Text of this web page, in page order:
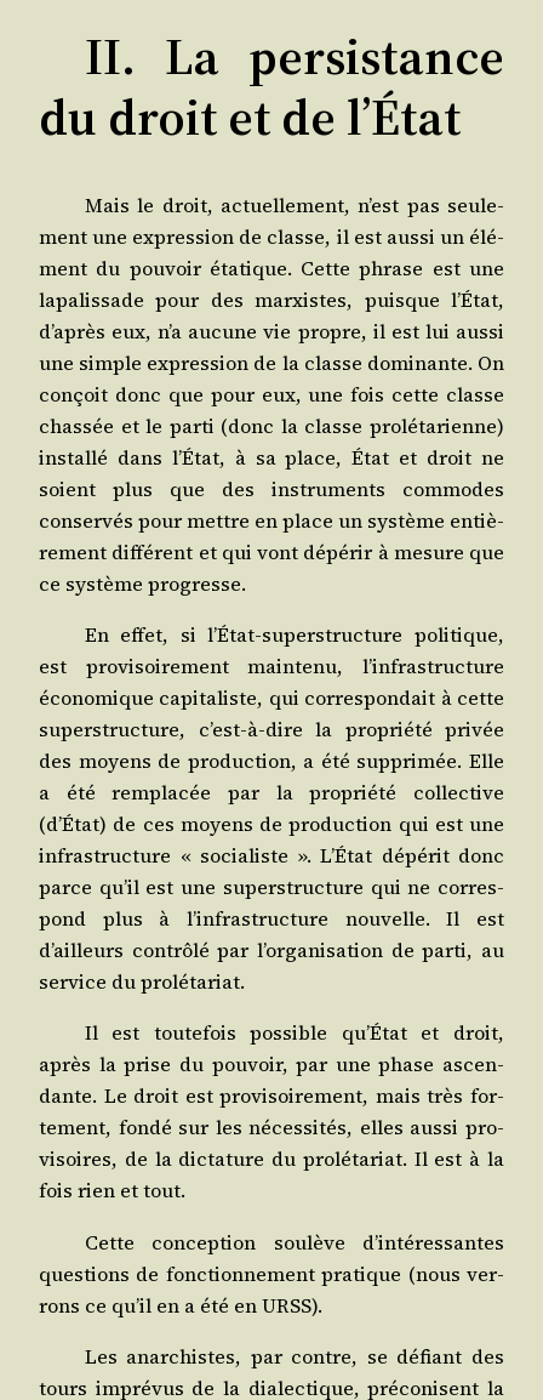
II. La persistance
du droit et de l’État
Mais le droit, actuel­le­ment, n’est pas seule­
ment une expres­sion de classe, il est aus­si un élé­
ment du pou­voir éta­tique. Cette phrase est une
lapa­lis­sade pour des mar­xistes, puisque l’État,
d’après eux, n’a aucune vie propre, il est lui aus­si
une simple expres­sion de la classe domi­nante. On
conçoit donc que pour eux, une fois cette classe
chas­sée et le par­ti (donc la classe pro­lé­ta­rienne)
ins­tal­lé dans l’État, à sa place, État et droit ne
soient plus que des ins­tru­ments com­modes
conser­vés pour mettre en place un sys­tème entiè­
re­ment dif­fé­rent et qui vont dépé­rir à mesure que
ce sys­tème progresse.
En effet, si l’État-superstructure poli­tique,
est pro­vi­soi­re­ment main­te­nu, l’infrastructure
éco­no­mique capi­ta­liste, qui cor­res­pon­dait à cette
super­struc­ture, c’est-à-dire la pro­prié­té pri­vée
des moyens de pro­duc­tion, a été sup­pri­mée. Elle
a été rem­pla­cée par la pro­prié­té col­lec­tive
(d’État) de ces moyens de pro­duc­tion qui est une
infra­struc­ture « socia­liste ». L’État dépé­rit donc
parce qu’il est une super­struc­ture qui ne cor­res­
pond plus à l’infrastructure nou­velle. Il est
d’ailleurs contrô­lé par l’organisation de par­ti, au
ser­vice du prolétariat.
Il est tou­te­fois pos­sible qu’État et droit,
après la prise du pou­voir, par une phase ascen­
dante. Le droit est pro­vi­soi­re­ment, mais très for­
te­ment, fon­dé sur les néces­si­tés, elles aus­si pro­
vi­soires, de la dic­ta­ture du pro­lé­ta­riat. Il est à la
fois rien et tout.
Cette concep­tion sou­lève d’intéressantes
ques­tions de fonc­tion­ne­ment pra­tique (nous ver­
rons ce qu’il en a été en URSS).
Les anar­chistes, par contre, se défiant des
tours impré­vus de la dia­lec­tique, pré­co­nisent la